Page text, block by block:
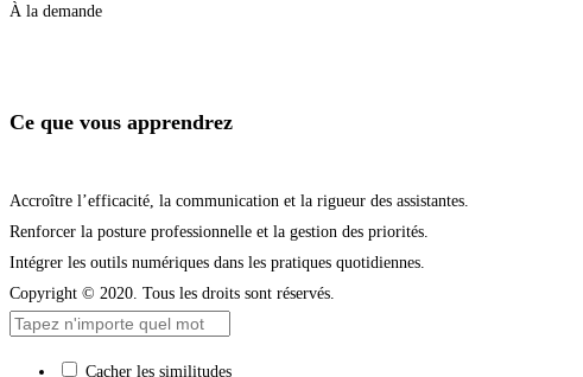
À la demande
Ce que vous apprendrez
Accroître l’efficacité, la communication et la rigueur des assistantes.
Renforcer la posture professionnelle et la gestion des priorités.
Intégrer les outils numériques dans les pratiques quotidiennes.
Copyright © 2020. Tous les droits sont réservés.
Cacher les similitudes